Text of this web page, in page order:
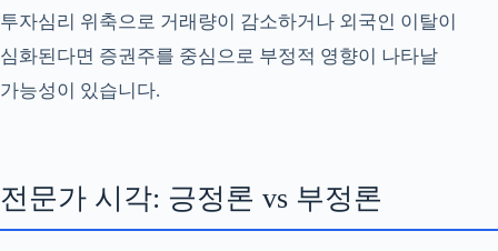
투자심리 위축으로 거래량이 감소하거나 외국인 이탈이
심화된다면 증권주를 중심으로 부정적 영향이 나타날
가능성이 있습니다.
전문가 시각: 긍정론 vs 부정론